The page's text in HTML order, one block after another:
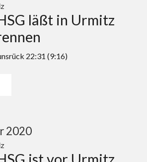
läßt in Urmitz
22:31 (9:16)
2020